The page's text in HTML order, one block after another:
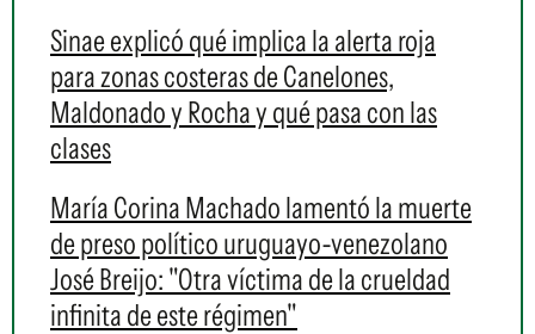
Sinae explicó qué implica la alerta roja
para zonas costeras de Canelones,
Maldonado y Rocha y qué pasa con las
clases
María Corina Machado lamentó la muerte
de preso político uruguayo-venezolano
José Breijo: "Otra víctima de la crueldad
infinita de este régimen"